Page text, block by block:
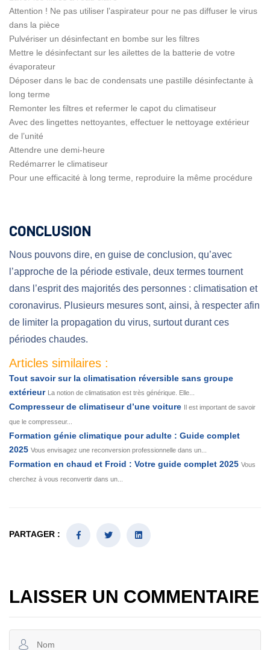
Attention ! Ne pas utiliser l’aspirateur pour ne pas diffuser le virus
dans la pièce
Pulvériser un désinfectant en bombe sur les filtres
Mettre le désinfectant sur les ailettes de la batterie de votre
évaporateur
Déposer dans le bac de condensats une pastille désinfectante à
long terme
Remonter les filtres et refermer le capot du climatiseur
Avec des lingettes nettoyantes, effectuer le nettoyage extérieur
de l’unité
Attendre une demi-heure
Redémarrer le climatiseur
Pour une efficacité à long terme, reproduire la même procédure
CONCLUSION
Nous pouvons dire, en guise de conclusion, qu’avec
l’approche de la période estivale, deux termes tournent
dans l’esprit des majorités des personnes : climatisation et
coronavirus. Plusieurs mesures sont, ainsi, à respecter afin
de limiter la propagation du virus, surtout durant ces
périodes chaudes.
Articles similaires :
Tout savoir sur la climatisation réversible sans groupe
extérieur La notion de climatisation est très générique. Elle...
Compresseur de climatiseur d’une voiture Il est important de savoir
que le compresseur...
Formation génie climatique pour adulte : Guide complet
2025 Vous envisagez une reconversion professionnelle dans un...
Formation en chaud et Froid : Votre guide complet 2025 Vous
cherchez à vous reconvertir dans un...
PARTAGER :
LAISSER UN COMMENTAIRE